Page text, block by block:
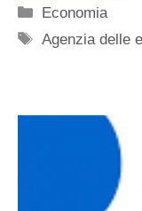
Categorie
Economia
Tag
Agenzia delle